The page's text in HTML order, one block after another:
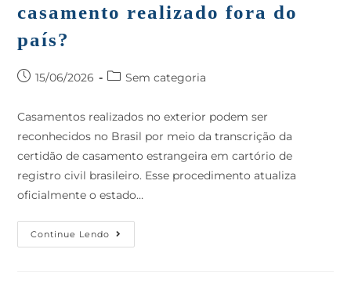
casamento realizado fora do
país?
15/06/2026 Sem categoria
Casamentos realizados no exterior podem ser
reconhecidos no Brasil por meio da transcrição da
certidão de casamento estrangeira em cartório de
registro civil brasileiro. Esse procedimento atualiza
oficialmente o estado…
Continue Lendo